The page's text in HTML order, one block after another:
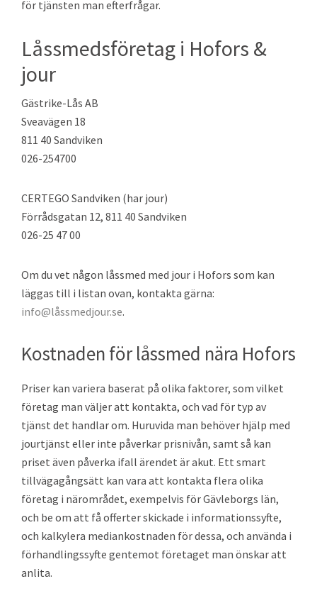
för tjänsten man efterfrågar.
Låssmedsföretag i Hofors &
jour
Gästrike-Lås AB
Sveavägen 18
811 40 Sandviken
026-254700
CERTEGO Sandviken (har jour)
Förrådsgatan 12, 811 40 Sandviken
026-25 47 00
Om du vet någon låssmed med jour i Hofors som kan
läggas till i listan ovan, kontakta gärna:
info@låssmedjour.se.
Kostnaden för låssmed nära Hofors
Priser kan variera baserat på olika faktorer, som vilket
företag man väljer att kontakta, och vad för typ av
tjänst det handlar om. Huruvida man behöver hjälp med
jourtjänst eller inte påverkar prisnivån, samt så kan
priset även påverka ifall ärendet är akut. Ett smart
tillvägagångsätt kan vara att kontakta flera olika
företag i närområdet, exempelvis för Gävleborgs län,
och be om att få offerter skickade i informationssyfte,
och kalkylera mediankostnaden för dessa, och använda i
förhandlingssyfte gentemot företaget man önskar att
anlita.